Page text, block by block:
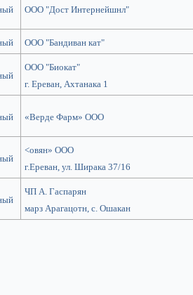
ООО "Дост Интернейшнл"
ООО "Бандиван кат"
ООО "Биокат"
г. Ереван, Ахтанака 1
«Верде Фарм» OOO
<овян» ООО
г.Ереван, ул. Ширака 37/16
ЧП А. Гаспарян
марз Арагацотн, с. Ошакан